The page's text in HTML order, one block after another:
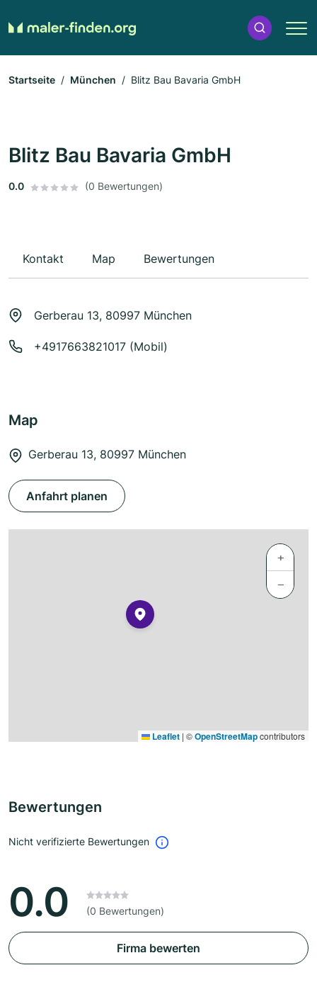
Startseite München Blitz Bau Bavaria GmbH
Blitz Bau Bavaria GmbH
0.0 (0 Bewertungen)
Kontakt Map Bewertungen
Gerberau 13, 80997 München
+4917663821017 (Mobil)
Map
Gerberau 13, 80997 München
Anfahrt planen
+
−
Leaflet | ©OpenStreetMapcontributors
Bewertungen
Nicht verifizierte Bewertungen
0.0 (0 Bewertungen)
Firma bewerten